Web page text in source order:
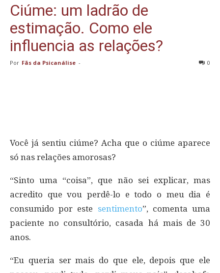
Ciúme: um ladrão de
estimação. Como ele
influencia as relações?
Por Fãs da Psicanálise - 0
Você já sentiu ciúme? Acha que o ciúme aparece
só nas relações amorosas?
“Sinto uma “coisa”, que não sei explicar, mas
acredito que vou perdê-lo e todo o meu dia é
consumido por este sentimento”, comenta uma
paciente no consultório, casada há mais de 30
anos.
“Eu queria ser mais do que ele, depois que ele